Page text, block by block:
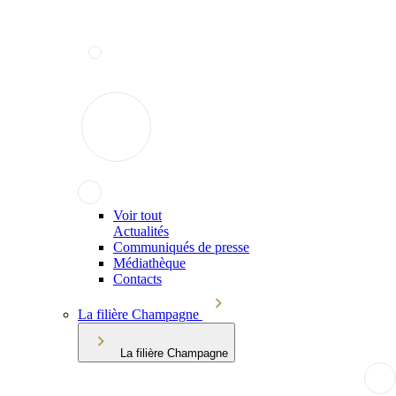
Voir tout
Actualités
Communiqués de presse
Médiathèque
Contacts
La filière Champagne
La filière Champagne